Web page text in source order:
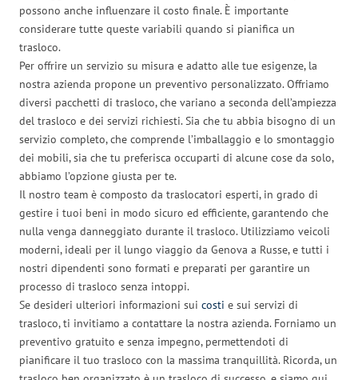
possono anche influenzare il costo finale. È importante
considerare tutte queste variabili quando si pianifica un
trasloco.
Per offrire un servizio su misura e adatto alle tue esigenze, la
nostra azienda propone un preventivo personalizzato. Offriamo
diversi pacchetti di trasloco, che variano a seconda dell’ampiezza
del trasloco e dei servizi richiesti. Sia che tu abbia bisogno di un
servizio completo, che comprende l’imballaggio e lo smontaggio
dei mobili, sia che tu preferisca occuparti di alcune cose da solo,
abbiamo l’opzione giusta per te.
Il nostro team è composto da traslocatori esperti, in grado di
gestire i tuoi beni in modo sicuro ed efficiente, garantendo che
nulla venga danneggiato durante il trasloco. Utilizziamo veicoli
moderni, ideali per il lungo viaggio da Genova a Russe, e tutti i
nostri dipendenti sono formati e preparati per garantire un
processo di trasloco senza intoppi.
Se desideri ulteriori informazioni sui costi e sui servizi di
trasloco, ti invitiamo a contattare la nostra azienda. Forniamo un
preventivo gratuito e senza impegno, permettendoti di
pianificare il tuo trasloco con la massima tranquillità. Ricorda, un